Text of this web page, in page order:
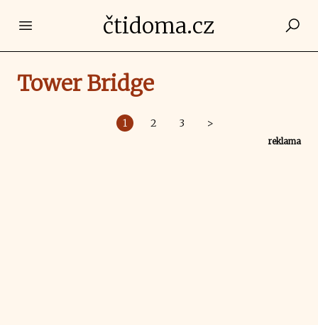
Open main menučtidoma.cz
Tower Bridge
1 2 3 >
reklama